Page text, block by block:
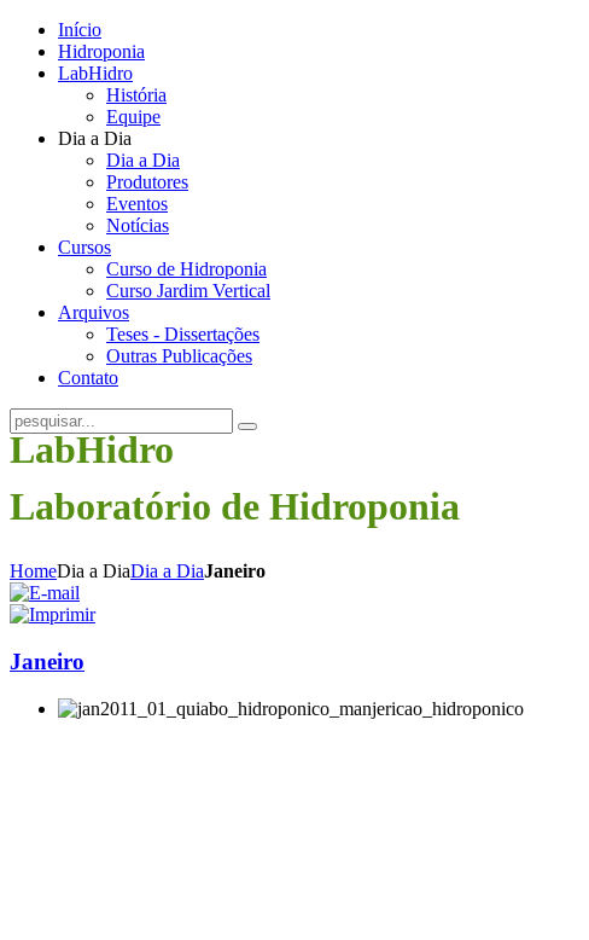
Início
Hidroponia
LabHidro
História
Equipe
Dia a Dia
Dia a Dia
Produtores
Eventos
Notícias
Cursos
Curso de Hidroponia
Curso Jardim Vertical
Arquivos
Teses - Dissertações
Outras Publicações
Contato
LabHidro
Laboratório de Hidroponia
HomeDia a DiaDia a DiaJaneiro
Janeiro